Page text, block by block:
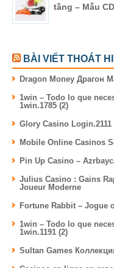
tầng – Mẫu
BÀI VIẾT THOÁT
Dragon Money Драгон
1win – Todo lo que
1win.1785 (2)
Glory Casino Login.2111
Mobile Online Casinos
Pin Up Casino –
Julius Casino : Gains
Joueur Moderne
Fortune Rabbit – Jogue
1win – Todo lo que
1win.1191 (2)
Sultan Games